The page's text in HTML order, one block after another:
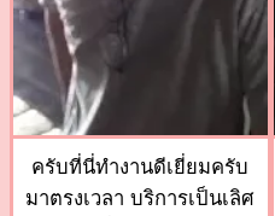
ครับที่นี่ทำงานดีเยี่ยมครับ
มาตรงเวลา บริการเป็นเลิศ